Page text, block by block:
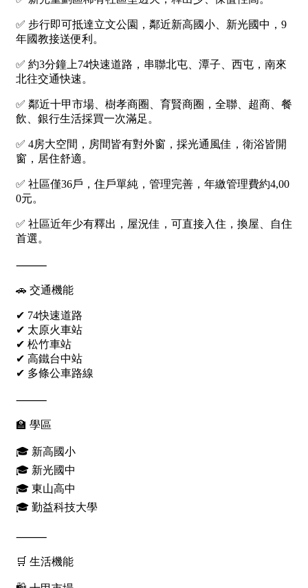
4樓
5~10樓
21樓以上
~
格局
2房 3房
4房
屋齡
不拘
20-30 年
40 年以上
售價